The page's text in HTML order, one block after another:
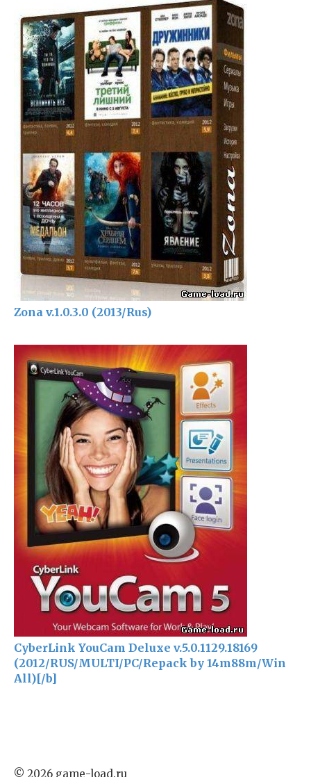
Zona v.1.0.3.0 (2013/Rus)
CyberLink YouCam Deluxe v.5.0.1129.18169
(2012/RUS/MULTI/PC/Repack by 14m88m/Win
All)[/b]
© 2026 game-load.ru